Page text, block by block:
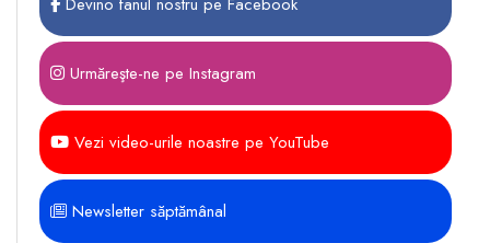
Urmăreşte-ne pe Instagram
Vezi video-urile noastre pe YouTube
Newsletter săptămânal